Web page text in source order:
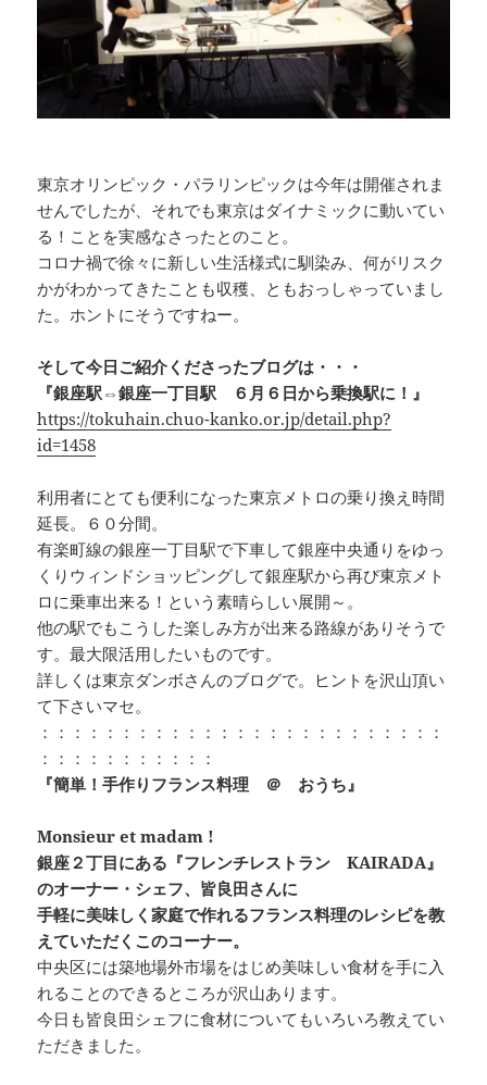
東京オリンピック・パラリンピックは今年は開催されま
せんでしたが、それでも東京はダイナミックに動いてい
る！ことを実感なさったとのこと。
コロナ禍で徐々に新しい生活様式に馴染み、何がリスク
かがわかってきたことも収穫、ともおっしゃっていまし
た。ホントにそうですねー。
そして今日ご紹介くださったブログは・・・
『銀座駅⇔銀座一丁目駅 ６月６日から乗換駅に！』
https://tokuhain.chuo-kanko.or.jp/detail.php?
id=1458
利用者にとても便利になった東京メトロの乗り換え時間
延長。６０分間。
有楽町線の銀座一丁目駅で下車して銀座中央通りをゆっ
くりウィンドショッピングして銀座駅から再び東京メト
ロに乗車出来る！という素晴らしい展開～。
他の駅でもこうした楽しみ方が出来る路線がありそうで
す。最大限活用したいものです。
詳しくは東京ダンボさんのブログで。ヒントを沢山頂い
て下さいマセ。
：：：：：：：：：：：：：：：：：：：：：：：：：
：：：：：：：：：：：
『簡単！手作りフランス料理 ＠ おうち』
Monsieur et madam !
銀座２丁目にある『フレンチレストラン KAIRADA』
のオーナー・シェフ、皆良田さんに
手軽に美味しく家庭で作れるフランス料理のレシピを教
えていただくこのコーナー。
中央区には築地場外市場をはじめ美味しい食材を手に入
れることのできるところが沢山あります。
今日も皆良田シェフに食材についてもいろいろ教えてい
ただきました。